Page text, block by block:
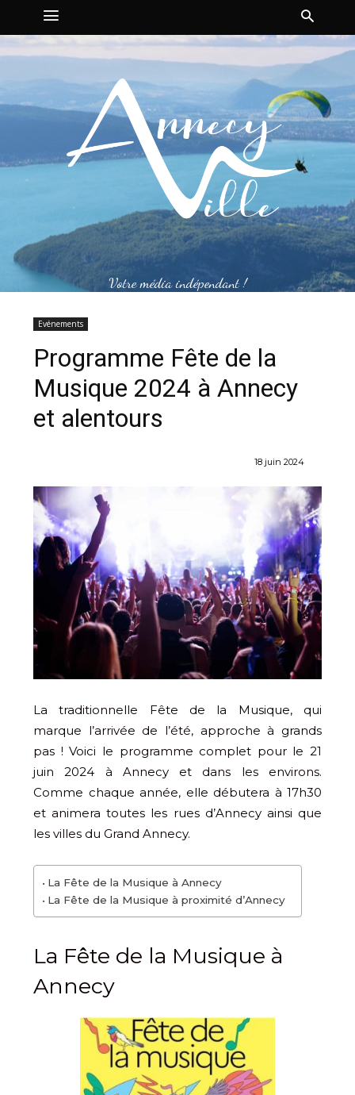
Votre média indépendant !
Evénements
Programme Fête de la
Musique 2024 à Annecy
et alentours
18 juin 2024
La traditionnelle Fête de la Musique, qui
marque l’arrivée de l’été, approche à grands
pas ! Voici le programme complet pour le 21
juin 2024 à Annecy et dans les environs.
Comme chaque année, elle débutera à 17h30
et animera toutes les rues d’Annecy ainsi que
les villes du Grand Annecy.
La Fête de la Musique à Annecy
La Fête de la Musique à proximité d’Annecy
La Fête de la Musique à
Annecy